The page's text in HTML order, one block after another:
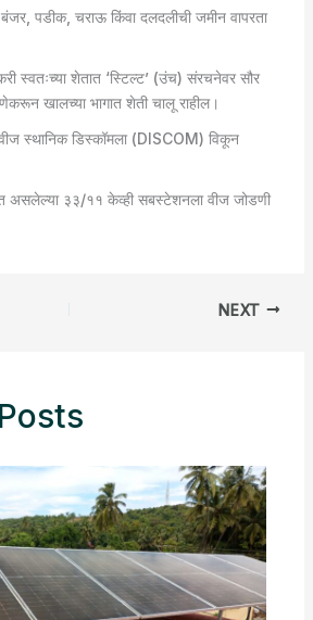
पडीक, चराऊ किंवा दलदलीची जमीन वापरता
स्वतःच्या शेतात ‘स्टिल्ट’ (उंच) संरचनेवर सौर
खालच्या भागात शेती चालू राहील।
वीज स्थानिक डिस्कॉमला (DISCOM) विकून
असलेल्या ३३/११ केव्ही सबस्टेशनला वीज जोडणी
NEXT